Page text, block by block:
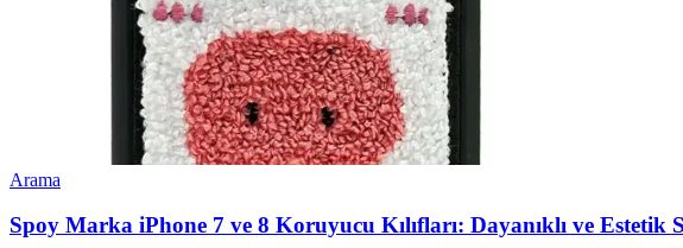
Arama
Spoy Marka iPhone 7 ve 8 Koruyucu Kılıfları: Dayanıklı ve Estetik